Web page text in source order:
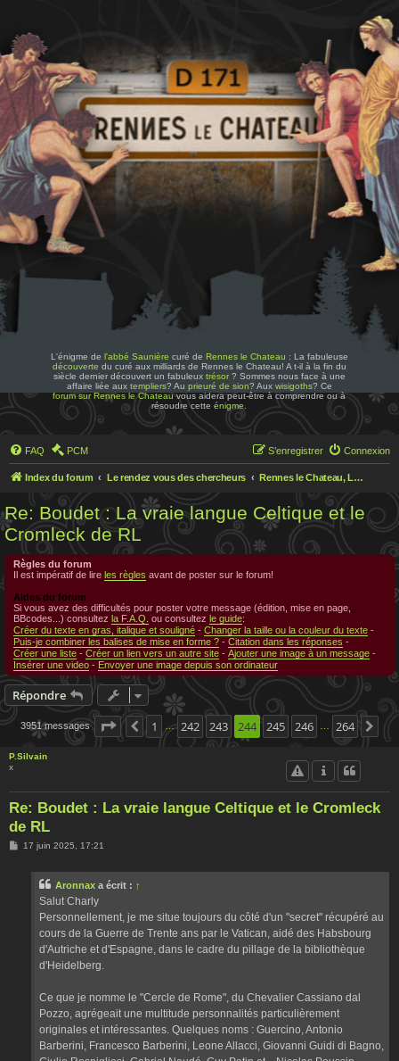
L'énigme de l'abbé Saunière curé de Rennes le Chateau : La fabuleuse
découverte du curé aux milliards de Rennes le Chateau! A t-il à la fin du
siècle dernier découvert un fabuleux trésor? Sommes nous face à une
affaire liée aux templiers? Au prieuré de sion? Aux wisigoths? Ce
forum sur Rennes le Chateauvous aidera peut-être à comprendre ou à
résoudre cetteénigme
FAQ PCM Connexion
S’enregistrer
Index du forum Le rendez vous des chercheurs Rennes le Chateau, Le rendez-vous des chercheurs
Re: Boudet : La vraie langue Celtique et le
Cromleck de RL
Règles du forum
Il est impératif de lire les règles avant de poster sur le forum!
Aides du forum
Si vous avez des difficultés pour poster votre message (édition, mise en page,
BBcodes...) consultez la F.A.Q. ou consultez le guide:
Créer du texte en gras, italique et souligné - Changer la taille ou la couleur du texte -
Puis-je combiner les balises de mise en forme ? - Citation dans les réponses -
Créer une liste - Créer un lien vers un autre site - Ajouter une image à un message -
Insérer une video - Envoyer une image depuis son ordinateur
Répondre
3951 messages Page 244 sur264
Précédente
1 … 242 243 244 245 246 264
P.Silvain
x
Re: Boudet : La vraie langue Celtique et le Cromleck
de RL
M17 juin 2025, 17:21
Aronnax a écrit : ↑
Salut Charly
Personnellement, je me situe toujours du côté d'un "secret" récupéré au
cours de la Guerre de Trente ans par le Vatican, aidé des Habsbourg
d'Autriche et d'Espagne, dans le cadre du pillage de la bibliothèque
d'Heidelberg.
Ce que je nomme le "Cercle de Rome", du Chevalier Cassiano dal
Pozzo, agrégeait une multitude personnalités particulièrement
originales et intéressantes. Quelques noms : Guercino, Antonio
Barberini, Francesco Barberini, Leone Allacci, Giovanni Guidi di Bagno,